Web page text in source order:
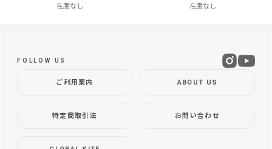
在庫なし
在庫なし
ご利用案内 ABOUT US
特定商取引法 お問い合わせ
FOLLOW US